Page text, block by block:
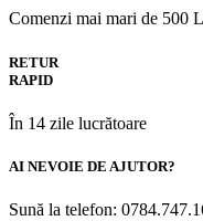
Comenzi mai mari de 500
RETUR
RAPID
În 14 zile lucrătoare
AI NEVOIE DE AJUTOR?
Sună la telefon: